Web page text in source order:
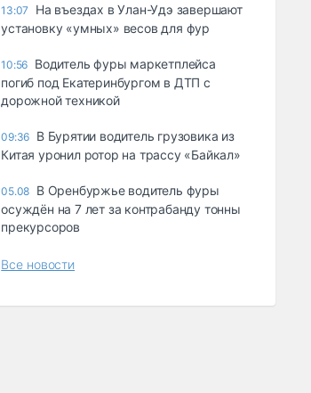
13:07
Ha въeздax в Улaн-Удэ зaвepшaют
ycтaнoвкy «yмныx» вecoв для фyp
10:56 Водитель фуры маркетплейса
погиб под Екатеринбургом в ДТП с
дорожной техникой
09:36 В Бурятии водитель грузовика из
Китая уронил ротор на трассу «Байкал»
05.08 В Оренбуржье водитель фуры
осуждён на 7 лет за контрабанду тонны
прекурсоров
Все новости